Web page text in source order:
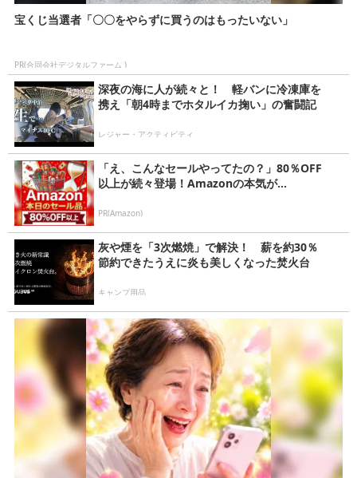
宝くじ当選者「〇〇をやらずに買うのはもったいない」
PR(合同会社デジタルファーム )
深夜の海に人が続々と！ 軽バンに冷凍庫を
携え「朝4時までホタルイカ掬い」の奮闘記
レジャー・アクティビティ
「え、こんなセールやってたの？」80％OFF
以上が続々登場！Amazonの本気が...
PR(Amazon)
灰や煙を「3次燃焼」で解決！ 薪を約30％
節約できたうえに炎も美しくなった焚火台
キャンプ用品